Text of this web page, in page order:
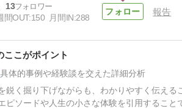
上げ発表で
急いで買う価
13
間OUT:150 月間IN:288
報告
ここがポイント
具体的事例や経験談を交えた詳細分析
鋭く掘り下げながらも、わかりやすく伝え
ピソードや人生の小さな体験を引用するこ